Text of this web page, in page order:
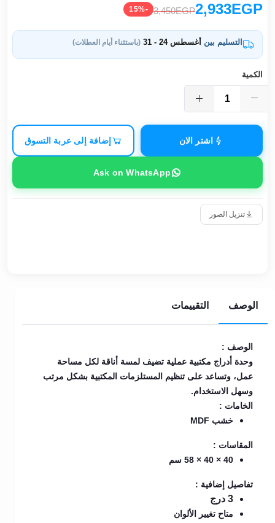
2,933EGP
3,450EGP
-15%
التسليم بين أغسطس 24 - 31 (باستثناء أيام العطلات)
الكمية
اشتر الان إضافة إلى عربة التسوق
Ask on WhatsApp
تنزيل الصور
الوصف التقييمات
الوصف :
وحدة أدراج مكتبية عملية تضيف لمسة أناقة لكل مساحة
عمل، وتساعد على تنظيم المستلزمات المكتبية بشكل مرتب
وسهل الاستخدام.
الخامات :
خشب MDF
المقاسات :
40 × 40 × 58 سم
تفاصيل إضافية :
3 درج
متاح تغيير الألوان